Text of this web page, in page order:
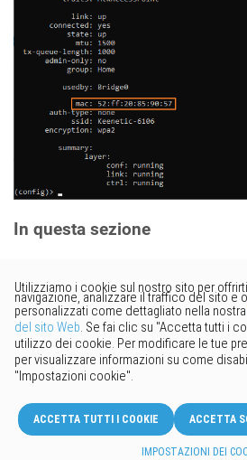
In questa sezione
Vorresti fornire un
Basta cliccare qui per
modifiche.
© 2026 Keenetic GmbH